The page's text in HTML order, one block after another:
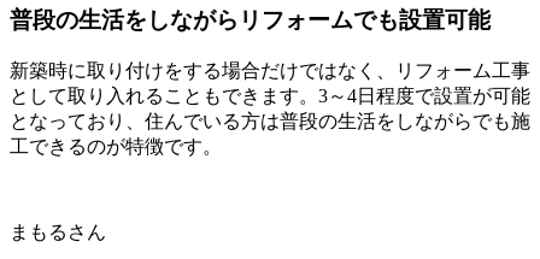
普段の生活をしながらリフォームでも設置可能
新築時に取り付けをする場合だけではなく、リフォーム工事
として取り入れることもできます。3～4日程度で設置が可能
となっており、 住んでいる方は普段の生活をしながらでも施
工できるのが特徴です。
まもるさん